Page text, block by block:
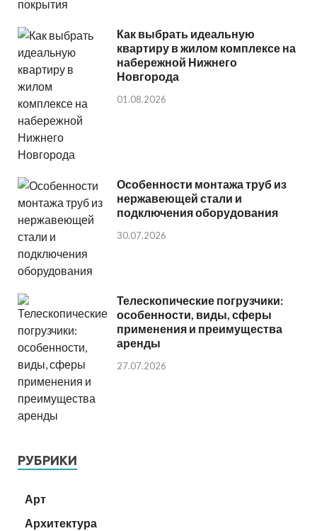
Как выбрать идеальную
квартиру в жилом комплексе на
набережной Нижнего
Новгорода
01.08.2026
Особенности монтажа труб из
нержавеющей стали и
подключения оборудования
30.07.2026
Телескопические погрузчики:
особенности, виды, сферы
применения и преимущества
аренды
27.07.2026
РУБРИКИ
Арт
Архитектура